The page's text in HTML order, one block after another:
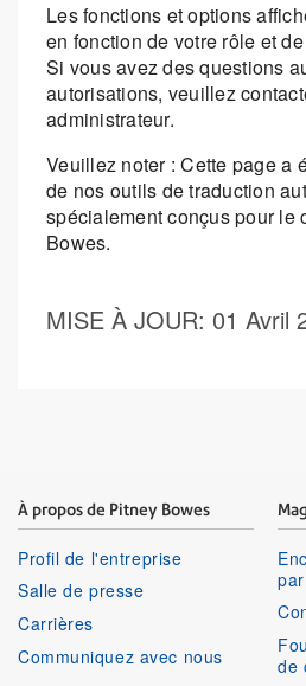
Les fonctions et options
en fonction de votre rôle et
Si vous avez des questions
autorisations, veuillez
administrateur.
Veuillez noter : Cette page a
de nos outils de traduction
spécialement conçus pour le
Bowes.
MISE À JOUR: 01 Avril
À propos de Pitney Bowes
Profil de l'entreprise
Salle de presse
Carrières
Communiquez avec nous
de